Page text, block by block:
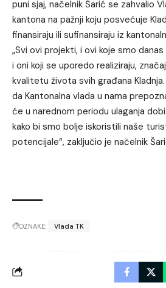
puni sjaj, načelnik Šarić se zahvalio
kantona na pažnji koju posvećuje
finansiraju ili sufinansiraju iz
„Svi ovi projekti, i ovi koje smo
i oni koji se uporedo realiziraju,
kvalitetu života svih građana
da Kantonalna vlada u nama
će u narednom periodu ulaganja
kako bi smo bolje iskoristili naše
potencijale“, zaključio je načelnik
OZNAKE: Vlada TK